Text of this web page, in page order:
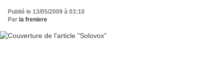
Publié le 13/05/2009 à 03:10
Par la freniere